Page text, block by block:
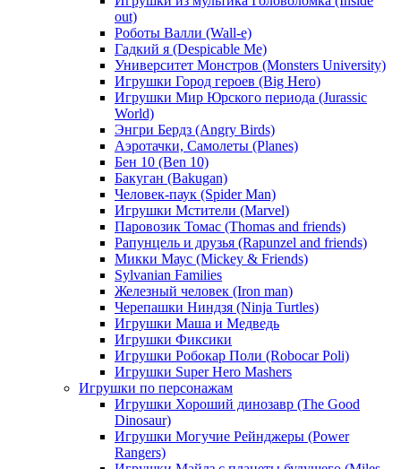
out)
Роботы Валли (Wall-e)
Гадкий я (Despicable Me)
Университет Монстров (Monsters University)
Игрушки Город героев (Big Hero)
Игрушки Мир Юрского периода (Jurassic
World)
Энгри Бердз (Angry Birds)
Аэротачки, Самолеты (Planes)
Бен 10 (Ben 10)
Бакуган (Bakugan)
Человек-паук (Spider Man)
Игрушки Мстители (Marvel)
Паровозик Томас (Thomas and friends)
Рапунцель и друзья (Rapunzel and friends)
Микки Маус (Mickey & Friends)
Sylvanian Families
Железный человек (Iron man)
Черепашки Ниндзя (Ninja Turtles)
Игрушки Маша и Медведь
Игрушки Фиксики
Игрушки Робокар Поли (Robocar Poli)
Игрушки Super Hero Mashers
Игрушки по персонажам
Игрушки Хороший динозавр (The Good
Dinosaur)
Игрушки Могучие Рейнджеры (Power
Rangers)